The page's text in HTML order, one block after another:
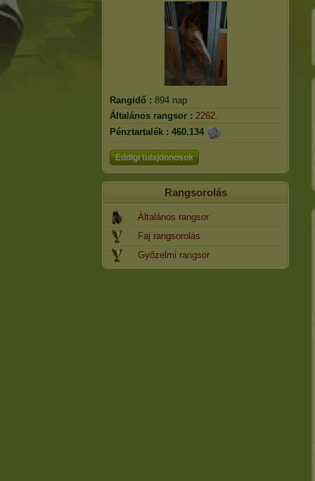
Rangidő : 894 nap
Általános rangsor : 2262.
Pénztartalék : 460.134
Eddigi tulajdonosok
Rangsorolás
Általános rangsor
Faj rangsorolás
Győzelmi rangsor